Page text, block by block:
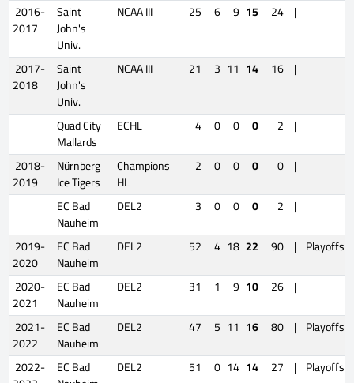
2016-
2017
Saint
John's
Univ.
NCAA III 25 6 9 15 24 |
2017-
2018
Saint
John's
Univ.
NCAA III 21 3 11 14 16 |
Quad City
Mallards
ECHL 4 0 0 0 2 |
2018-
2019
Nürnberg
Ice Tigers
Champions
HL
2 0 0 0 0 |
EC Bad
Nauheim
DEL2 3 0 0 0 2 |
2019-
2020
EC Bad
Nauheim
DEL2 52 4 18 22 90 | Playoffs
2020-
2021
EC Bad
Nauheim
DEL2 31 1 9 10 26 |
2021-
2022
EC Bad
Nauheim
DEL2 47 5 11 16 80 | Playoffs
2022-
EC Bad
DEL2 51 0 14 14 27 | Playoffs